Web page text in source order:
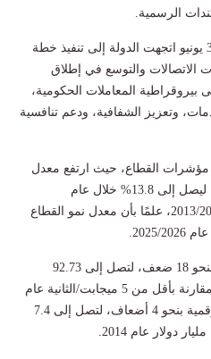
الرسمية.
وفي مواجهة هذه التحديات، وبعد 30 يونيو اتجهت الدولة إلى تنفيذ خطة
الاتصالات والتوسع في إطلاق
بيروقراطية المعاملات الحكومية،
وتعزيز الشفافية، ودعم تنافسية
القطاع، حيث ارتفع معدل
نمو القطاع بمقدار 5.4 نقطة مئوية، ليصل إلى 13.8% خلال عام
2024/2025، مقارنة بـ 8.4% عام 2013/2014، علمًا بأن معدل نمو القطاع
كما زادت سرعة الإنترنت الأرضي بنحو 18 ضعف، لتصل إلى 92.73
ميجابت/الثانية في مايو عام 2026، مقارنة بأقل من 5 ميجابت/الثانية عام
2014، إضافة إلى نمو الصادرات الرقمية بنحو 4 أضعاف، لتصل إلى 7.4